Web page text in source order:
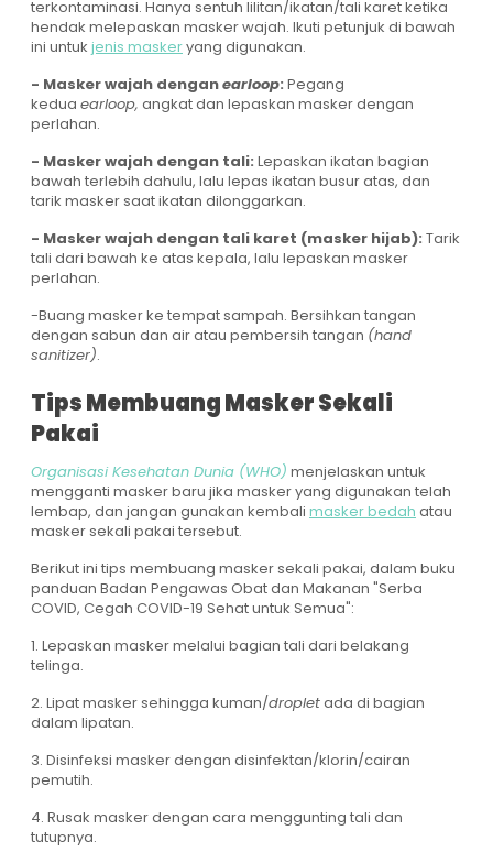
terkontaminasi. Hanya sentuh lilitan/ikatan/tali karet ketika
hendak melepaskan masker wajah. Ikuti petunjuk di bawah
ini untuk jenis maskeryang digunakan.
- Masker wajah denganearloop: Pegang
kedua earloop, angkat dan lepaskan masker dengan
perlahan.
- Masker wajah dengan tali: Lepaskan ikatan bagian
bawah terlebih dahulu, lalu lepas ikatan busur atas, dan
tarik masker saat ikatan dilonggarkan.
- Masker wajah dengan tali karet (masker hijab): Tarik
tali dari bawah ke atas kepala, lalu lepaskan masker
perlahan.
-Buang masker ke tempat sampah. Bersihkan tangan
dengan sabun dan air atau pembersih tangan (hand
sanitizer).
Tips Membuang Masker Sekali
Pakai
Organisasi Kesehatan Dunia (WHO) menjelaskan untuk
mengganti masker baru jika masker yang digunakan telah
lembap, dan jangan gunakan kembali masker bedah atau
masker sekali pakai tersebut.
Berikut ini tips membuang masker sekali pakai, dalam buku
panduan Badan Pengawas Obat dan Makanan "Serba
COVID, Cegah COVID-19 Sehat untuk Semua":
1. Lepaskan masker melalui bagian tali dari belakang
telinga.
2. Lipat masker sehingga kuman/dropletada di bagian
dalam lipatan.
3. Disinfeksi masker dengan disinfektan/klorin/cairan
pemutih.
4. Rusak masker dengan cara menggunting tali dan
tutupnya.